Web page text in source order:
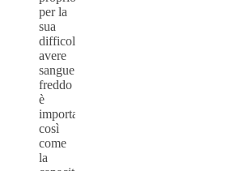
per la
sua
difficoltà:
avere
sangue
freddo
è
importante,
così
come
la